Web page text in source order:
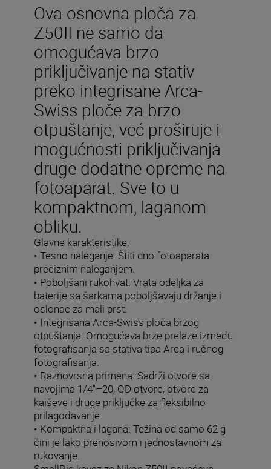
Ova osnovna ploča za
Z50II ne samo da
omogućava brzo
priključivanje na stativ
preko integrisane Arca-
Swiss ploče za brzo
otpuštanje, već proširuje i
mogućnosti priključivanja
druge dodatne opreme na
fotoaparat. Sve to u
kompaktnom, laganom
obliku.
Glavne karakteristike:
• Tesno naleganje: Štiti dno fotoaparata
preciznim naleganjem.
• Poboljšani rukohvat: Vrata odeljka za
baterije sa šarkama poboljšavaju držanje i
oslonac za mali prst.
• Integrisana Arca-Swiss ploča brzog
otpuštanja: Omogućava brze prelaze između
fotografisanja sa stativa tipa Arca i ručnog
fotografisanja.
• Raznovrsna primena: Sadrži otvore sa
navojima 1/4"–20, QD otvore, otvore za
kaiševe i druge priključke za fleksibilno
prilagođavanje.
• Kompaktna i lagana: Težina od samo 62 g
čini je lako prenosivom i jednostavnom za
rukovanje.